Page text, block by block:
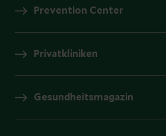
Prevention Center
Privatkliniken
Gesundheitsmagazin